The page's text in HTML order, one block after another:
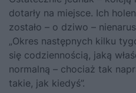
dotarły na miejsce. Ich
zostało – o dziwo –
„Okres następnych kilku
się codziennością, jaką
normalną – chociaż tak
takie, jak kiedyś”.